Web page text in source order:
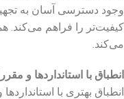
وجود دسترسی آسان به
کیفیت‌تر را فراهم می‌کند.
می‌کند.
انطباق با استانداردها و
انطباق بهتری با